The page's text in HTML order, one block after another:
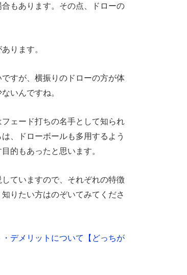
もあります。その点、ドローの
ります。
すが、横振りのドローの方が体
いんですね。
フェード打ちの名手として知られ
、ドローボールも多用するよう
的もあったと思います。
ていますので、それぞれの特徴
りたい方はのぞいてみてくださ
デメリットについて【どっちが